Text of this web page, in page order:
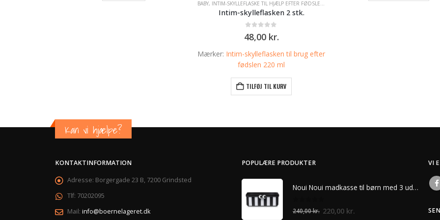
BABY, INTIM-SKYLLEFLASKE TIL HJÆLP EFTER FØDSLEN
Intim-skylleflasken 2 stk.
48,00 kr.
Mærker: Intim-skylleflasken til brug efter
fødslen 220 ml
TILFØJ TIL KURV
Kan vi hjælpe?
KONTAKTINFORMATION
Adresse: Borgergade 23 B, 7200 Grindsted
Tlf: 70202095
Mail: info@boernelageret.dk
POPULÆRE PRODUKTER
Noui Noui madkasse til børn med 3 udtagelige rum – Sort
240,00kr. Den
220,00 kr.
VI